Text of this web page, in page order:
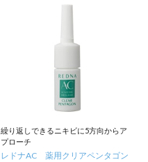
繰り返しできるニキビに5方向からア
プローチ
レドナAC 薬用クリアペンタゴン